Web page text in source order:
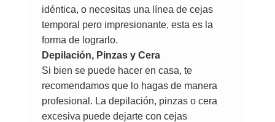
idéntica, o necesitas una línea de cejas
temporal pero impresionante, esta es la
forma de lograrlo.
Depilación, Pinzas y Cera
Si bien se puede hacer en casa, te
recomendamos que lo hagas de manera
profesional. La depilación, pinzas o cera
excesiva puede dejarte con cejas